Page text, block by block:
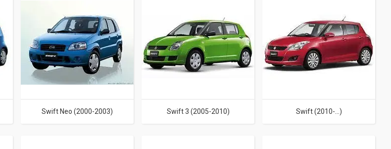
Swift Neo (2000-2003) Swift 3 (2005-2010) Swift (2010-...)